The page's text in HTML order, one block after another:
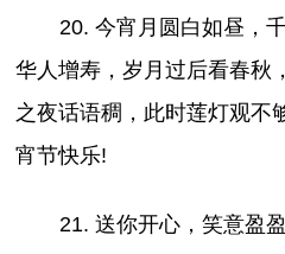
20. 今宵月圆白如昼，
华人增寿，岁月过后看春秋
之夜话语稠，此时莲灯观不
宵节快乐!
21. 送你开心，笑意盈